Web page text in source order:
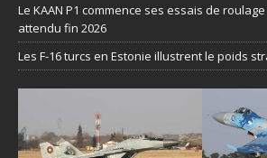
Le KAAN P1 commence ses essais de
attendu fin 2026
Les F-16 turcs en Estonie illustrent le poids